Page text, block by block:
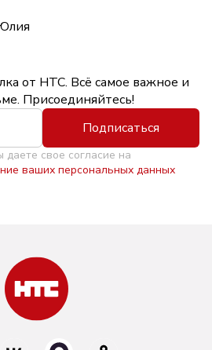
от НТС. Всё самое важное и
Присоединяйтесь!
Подписаться
свое согласие на
ваших персональных данных